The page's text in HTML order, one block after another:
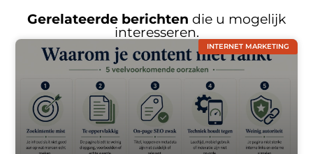
Gerelateerde berichten die u mogelijk
interesseren.
INTERNET MARKETING